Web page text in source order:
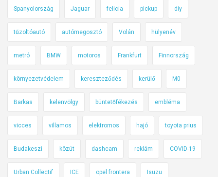
Spanyolország Jaguar felicia pickup diy
tűzoltóautó autómegosztó Volán hülyenév
metró BMW motoros Frankfurt Finnország
környezetvédelem kereszteződés kerülő M0
Barkas kelenvölgy büntetőfékezés embléma
vicces villamos elektromos hajó toyota prius
Budakeszi közút dashcam reklám COVID-19
Urban Collëctif ICE opel frontera Isuzu